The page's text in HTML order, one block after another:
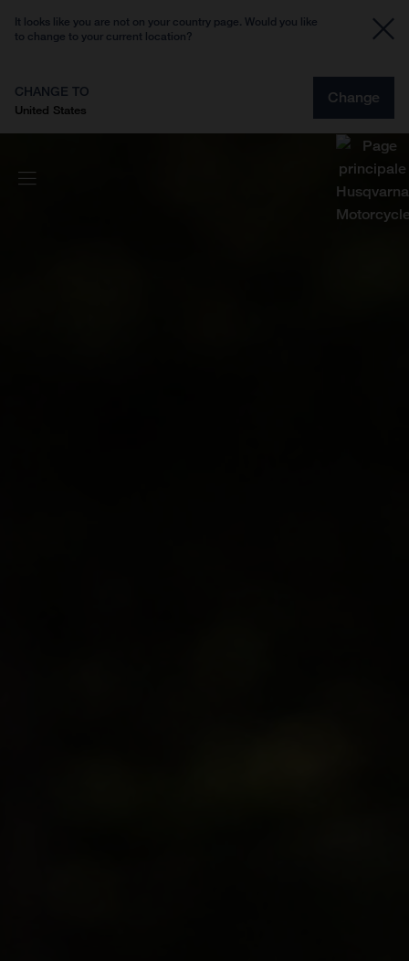
It looks like you are not on your country page. Would you like
to change to your current location?
CHANGE TO
United States
Change